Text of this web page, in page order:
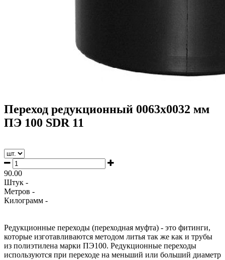
Переход редукционный 0063х0032 мм
ПЭ 100 SDR 11
90.00
Штук -
Метров -
Килограмм -
Редукционные переходы (переходная муфта) - это фитинги,
которые изготавливаются методом литья так же как и трубы
из полиэтилена марки ПЭ100. Редукционные переходы
используются при переходе на меньший или больший диаметр